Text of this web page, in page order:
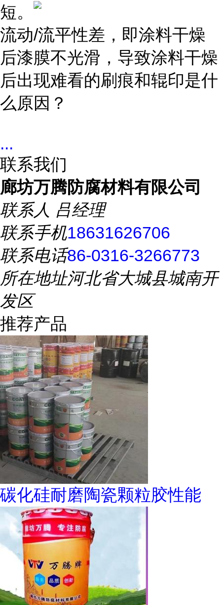
短。
流动/流平性差，即涂料干燥
后漆膜不光滑，导致涂料干燥
后出现难看的刷痕和辊印是什
么原因？
...
联系我们
廊坊万腾防腐材料有限公司
联系人 吕经理
联系手机18631626706
联系电话86-0316-3266773
所在地址河北省大城县城南开
发区
推荐产品
碳化硅耐磨陶瓷颗粒胶性能